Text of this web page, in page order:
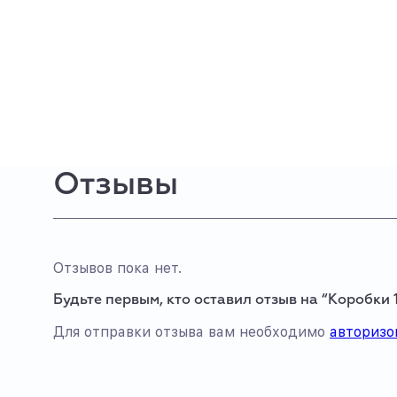
Отзывы
Отзывов пока нет.
Будьте первым, кто оставил отзыв на “Коробки
Для отправки отзыва вам необходимо